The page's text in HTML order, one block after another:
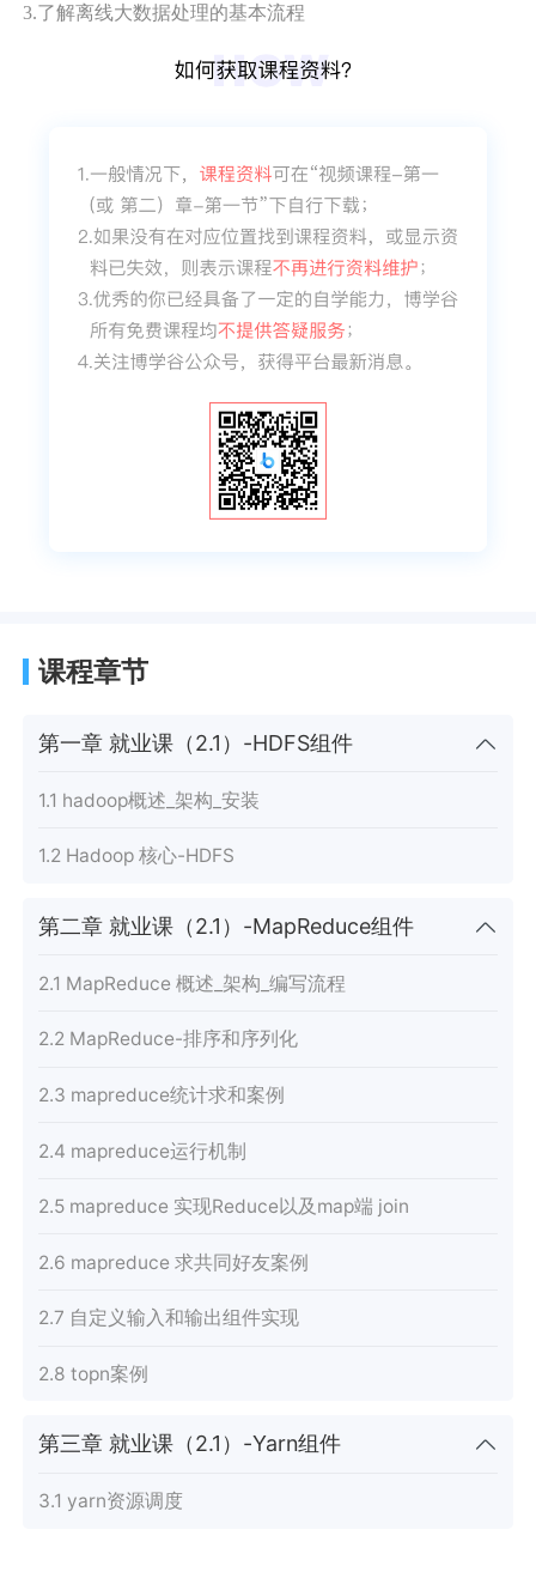
3.了解离线大数据处理的基本流程
课程章节
第一章 就业课（2.1）-HDFS组件
1.1 hadoop概述_架构_安装
1.2 Hadoop 核心-HDFS
第二章 就业课（2.1）-MapReduce组件
2.1 MapReduce 概述_架构_编写流程
2.2 MapReduce-排序和序列化
2.3 mapreduce统计求和案例
2.4 mapreduce运行机制
2.5 mapreduce 实现Reduce以及map端 join
2.6 mapreduce 求共同好友案例
2.7 自定义输入和输出组件实现
2.8 topn案例
第三章 就业课（2.1）-Yarn组件
3.1 yarn资源调度